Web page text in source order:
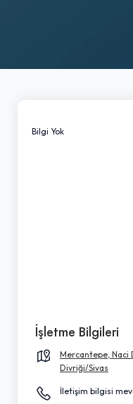
Bilgi Yok
İşletme Bilgileri
Mercantepe, Naci
Divriği/Sivas
İletişim bilgisi